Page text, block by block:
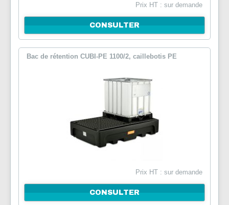
Prix HT : sur demande
CONSULTER
Bac de rétention CUBI-PE 1100/2, caillebotis PE
Prix HT : sur demande
CONSULTER